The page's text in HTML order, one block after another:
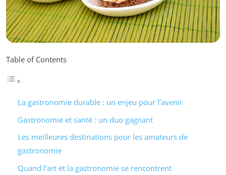
Table of Contents
La gastronomie durable : un enjeu pour l’avenir
Gastronomie et santé : un duo gagnant
Les meilleures destinations pour les amateurs de
gastronomie
Quand l’art et la gastronomie se rencontrent